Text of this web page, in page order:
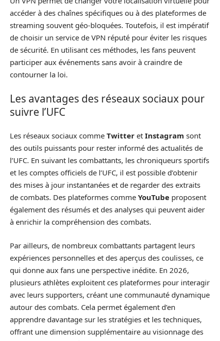
accéder à des chaînes spécifiques ou à des plateformes de
streaming souvent géo-bloquées. Toutefois, il est impératif
de choisir un service de VPN réputé pour éviter les risques
de sécurité. En utilisant ces méthodes, les fans peuvent
participer aux événements sans avoir à craindre de
contourner la loi.
Les avantages des réseaux sociaux pour
suivre l’UFC
Les réseaux sociaux comme Twitter et Instagram sont
des outils puissants pour rester informé des actualités de
l’UFC. En suivant les combattants, les chroniqueurs sportifs
et les comptes officiels de l’UFC, il est possible d’obtenir
des mises à jour instantanées et de regarder des extraits
de combats. Des plateformes comme YouTube proposent
également des résumés et des analyses qui peuvent aider
à enrichir la compréhension des combats.
Par ailleurs, de nombreux combattants partagent leurs
expériences personnelles et des aperçus des coulisses, ce
qui donne aux fans une perspective inédite. En 2026,
plusieurs athlètes exploitent ces plateformes pour interagir
avec leurs supporters, créant une communauté dynamique
autour des combats. Cela permet également d’en
apprendre davantage sur les stratégies et les techniques,
offrant une dimension supplémentaire au visionnage des